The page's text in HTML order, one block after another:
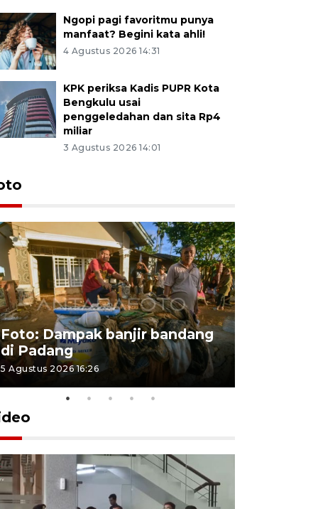
Ngopi pagi favoritmu punya
manfaat? Begini kata ahli!
4 Agustus 2026 14:31
KPK periksa Kadis PUPR Kota
Bengkulu usai
penggeledahan dan sita Rp4
miliar
3 Agustus 2026 14:01
Foto: Dampak banjir bandang
di Padang
5 Agustus 2026 16:26